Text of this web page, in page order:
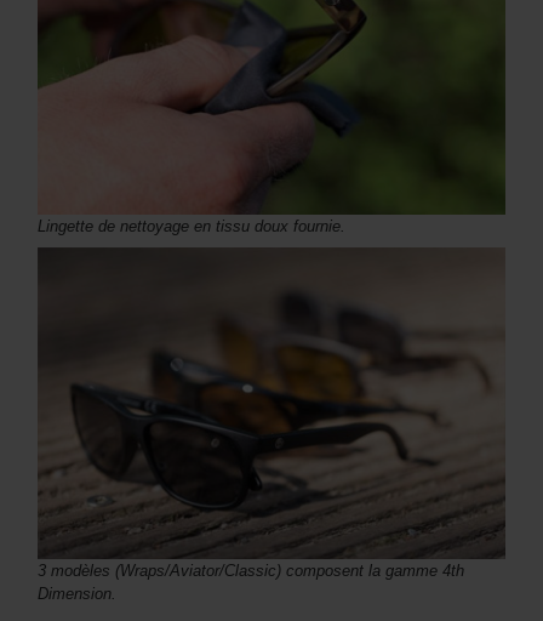
Lingette de nettoyage en tissu doux fournie.
3 modèles (Wraps/Aviator/Classic) composent la gamme 4th
Dimension.